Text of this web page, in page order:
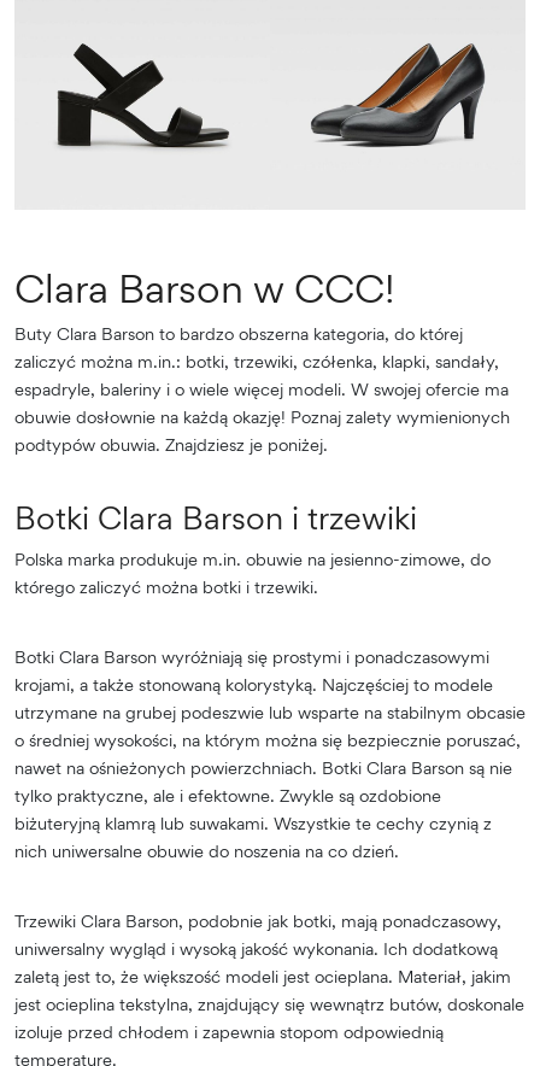
Clara Barson w CCC!
Buty Clara Barson to bardzo obszerna kategoria, do której
zaliczyć można m.in.: botki, trzewiki, czółenka, klapki, sandały,
espadryle, baleriny i o wiele więcej modeli. W swojej ofercie ma
obuwie dosłownie na każdą okazję! Poznaj zalety wymienionych
podtypów obuwia. Znajdziesz je poniżej.
Botki Clara Barson i trzewiki
Polska marka produkuje m.in. obuwie na jesienno-zimowe, do
którego zaliczyć można botki i trzewiki.
Botki Clara Barson wyróżniają się prostymi i ponadczasowymi
krojami, a także stonowaną kolorystyką. Najczęściej to modele
utrzymane na grubej podeszwie lub wsparte na stabilnym obcasie
o średniej wysokości, na którym można się bezpiecznie poruszać,
nawet na ośnieżonych powierzchniach. Botki Clara Barson są nie
tylko praktyczne, ale i efektowne. Zwykle są ozdobione
biżuteryjną klamrą lub suwakami. Wszystkie te cechy czynią z
nich uniwersalne obuwie do noszenia na co dzień.
Trzewiki Clara Barson, podobnie jak botki, mają ponadczasowy,
uniwersalny wygląd i wysoką jakość wykonania. Ich dodatkową
zaletą jest to, że większość modeli jest ocieplana. Materiał, jakim
jest ocieplina tekstylna, znajdujący się wewnątrz butów, doskonale
izoluje przed chłodem i zapewnia stopom odpowiednią
temperaturę.